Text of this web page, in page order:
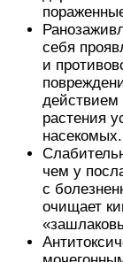
себя
и
действием
растения
насекомых.
чем у
с
очищает